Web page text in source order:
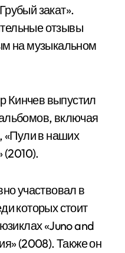
закат».
отзывы
на музыкальном
выпустил
включая
«Пули в наших
(2010).
участвовал в
которых стоит
«Juno and
(2008). Также он